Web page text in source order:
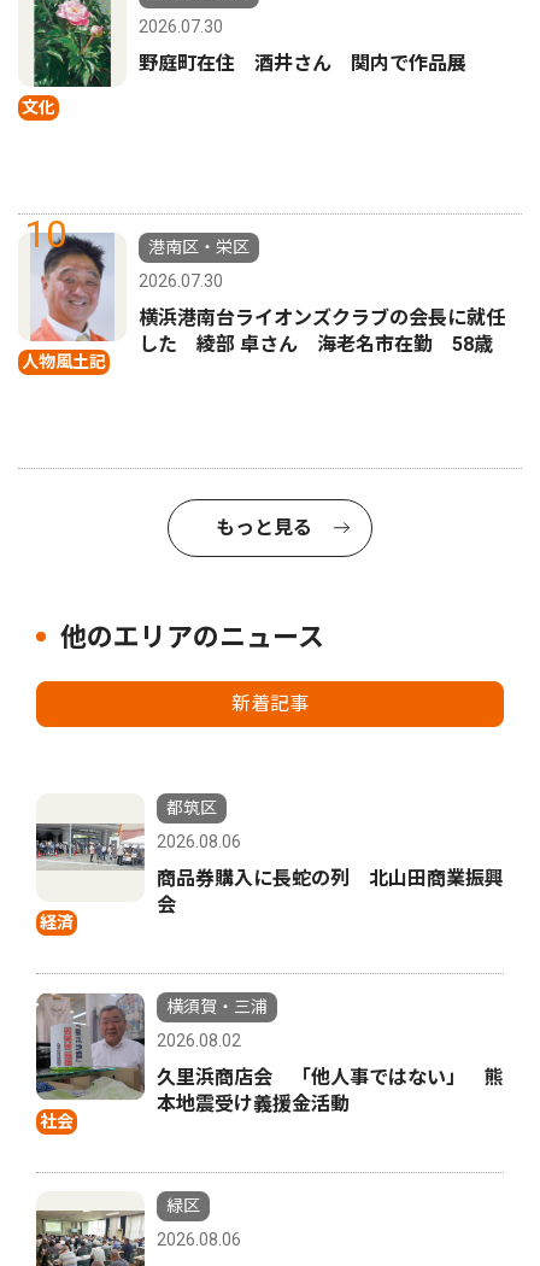
文化
2026.07.30
野庭町在住 酒井さん 関内で作品展
10
人物風土記
港南区・栄区
2026.07.30
横浜港南台ライオンズクラブの会長に就任
した 綾部 卓さん 海老名市在勤 58歳
もっと見る
他のエリアのニュース
新着記事
経済
都筑区
2026.08.06
商品券購入に長蛇の列 北山田商業振興
会
社会
横須賀・三浦
2026.08.02
久里浜商店会 「他人事ではない」 熊
本地震受け義援金活動
緑区
2026.08.06